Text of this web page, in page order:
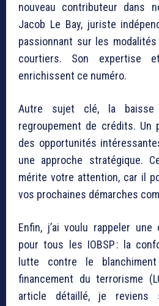
nouveau contributeur dans
Jacob Le Bay, juriste
passionnant sur les
courtiers. Son expertise
enrichissent ce numéro.
Autre sujet clé, la
regroupement de crédits. Un
des opportunités
une approche stratégique.
mérite votre attention, car il
vos prochaines démarches
Enfin, j’ai voulu rappeler
pour tous les IOBSP : la
lutte contre le
financement du terrorisme
article détaillé, je reviens